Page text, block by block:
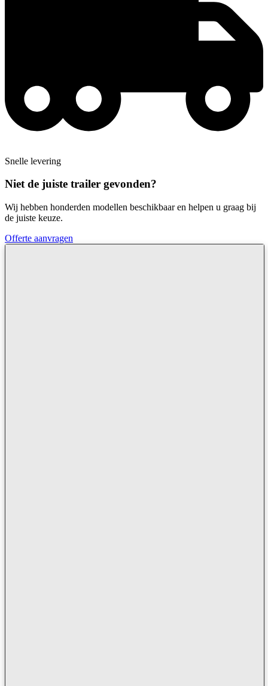
Snelle levering
Niet de juiste trailer gevonden?
Wij hebben honderden modellen beschikbaar en helpen u graag bij
de juiste keuze.
Offerte aanvragen